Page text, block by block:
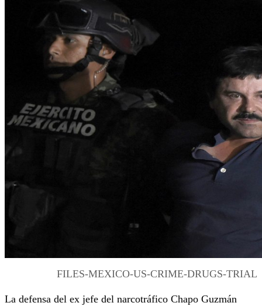
FILES-MEXICO-US-CRIME-DRUGS-TRIAL
La defensa del ex jefe del narcotráfico Chapo Guzmán